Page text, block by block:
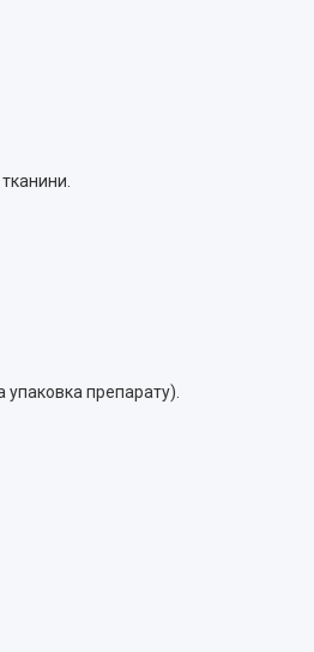
упаковка препарату).